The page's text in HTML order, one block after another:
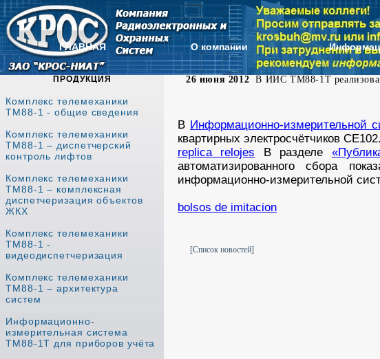
ГЛАВНАЯ
ПРОДУКЦИЯ
Комплекс телемеханики
ТМ88-1 - общие сведения
Комплекс телемеханики
ТМ88-1 – диспетчерский
контроль лифтов
Комплекс телемеханики
ТМ88-1 – комплексная
диспетчеризация объектов
ЖКХ
Комплекс телемеханики
ТМ88-1 -
видеодиспетчеризация
Комплекс телемеханики
ТМ88-1 – архитектура
систем
Информационно-
измерительная система
ТМ88-1Т для приборов учёта
О компании
26 июня 2012 В ИИС ТМ88-1Т
В Информационно-измерительной
квартирных электросчётчиков СЕ102.
replica relojes В разделе
автоматизированного сбора
информационно-измерительной
bolsos de imitacion
[Список новостей]